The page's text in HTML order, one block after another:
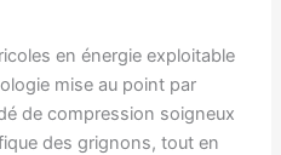
en énergie exploitable
mise au point par
de compression soigneux
des grignons, tout en